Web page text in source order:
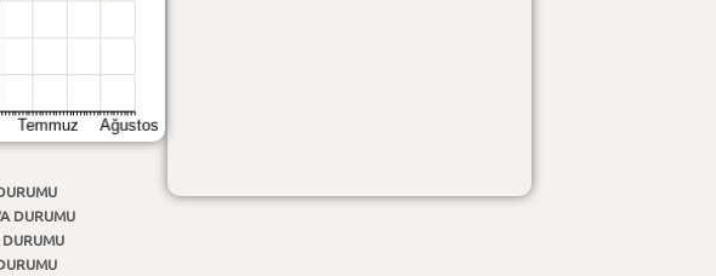
DURUMU
DURUMU